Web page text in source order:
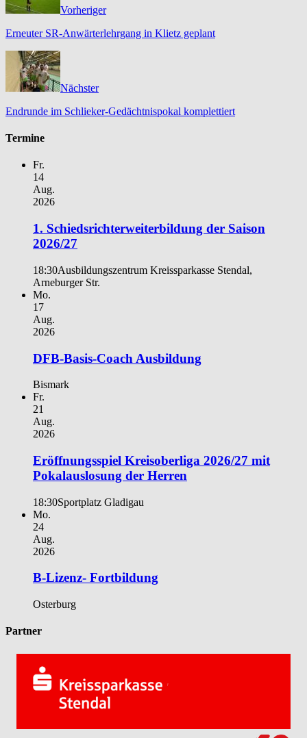
Vorheriger
Erneuter SR-Anwärterlehrgang in Klietz geplant
Nächster
Endrunde im Schlieker-Gedächtnispokal komplettiert
Termine
Fr.
14
Aug.
2026
1. Schiedsrichterweiterbildung der Saison
2026/27
18:30Ausbildungszentrum Kreissparkasse Stendal,
Arneburger Str.
Mo.
17
Aug.
2026
DFB-Basis-Coach Ausbildung
Bismark
Fr.
21
Aug.
2026
Eröffnungsspiel Kreisoberliga 2026/27 mit
Pokalauslosung der Herren
18:30Sportplatz Gladigau
Mo.
24
Aug.
2026
B-Lizenz- Fortbildung
Osterburg
Partner